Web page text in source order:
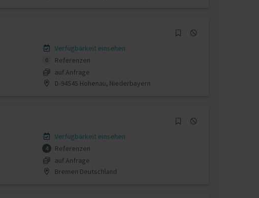
Verfügbarkeit einsehen
0
Referenzen
auf Anfrage
D-94545 Hohenau, Niederbayern
Verfügbarkeit einsehen
4
Referenzen
auf Anfrage
Bremen Deutschland